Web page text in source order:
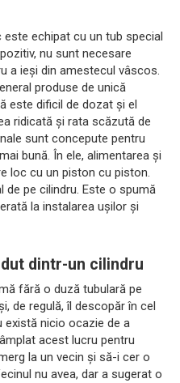
echipat cu un tub special
nu sunt necesare
a ieși din amestecul vâscos.
produse de unică
este dificil de dozat și el
ridicată și rata scăzută de
sunt concepute pentru
bună. În ele, alimentarea și
loc cu un piston cu piston.
de pe cilindru. Este o spumă
la instalarea ușilor și
dintr-un cilindru
fără o duză tubulară pe
de regulă, îl descopăr în cel
există nicio ocazie de a
acest lucru pentru
la un vecin și să-i cer o
nu avea, dar a sugerat o